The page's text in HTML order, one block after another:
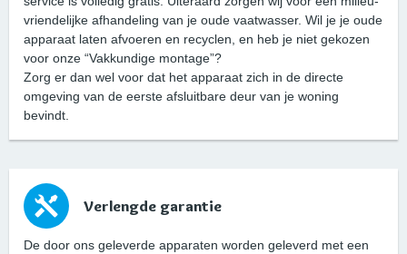
vriendelijke afhandeling van je oude vaatwasser. Wil je je oude
apparaat laten afvoeren en recyclen, en heb je niet gekozen
voor onze “Vakkundige montage”?
Zorg er dan wel voor dat het apparaat zich in de directe
omgeving van de eerste afsluitbare deur van je woning
bevindt.
Verlengde garantie
De door ons geleverde apparaten worden geleverd met een